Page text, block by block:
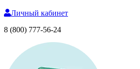
Личный кабинет
8 (800) 777-56-24